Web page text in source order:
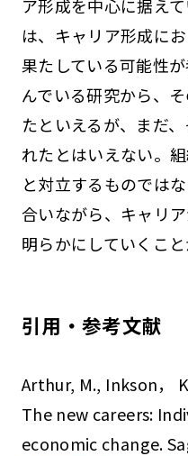
ア形成を中心に据え
は、キャリア形成に
果たしている可能性
んでいる研究から、
たといえるが、まだ
れたとはいえない。
と対立するものでは
合いながら、キャリ
明らかにしていくこと
引用・参考文献
Arthur, M., Inkson，
The new careers:
economic change.